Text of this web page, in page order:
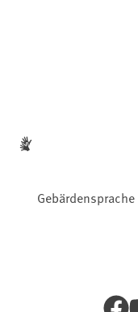
Gebärdensprache